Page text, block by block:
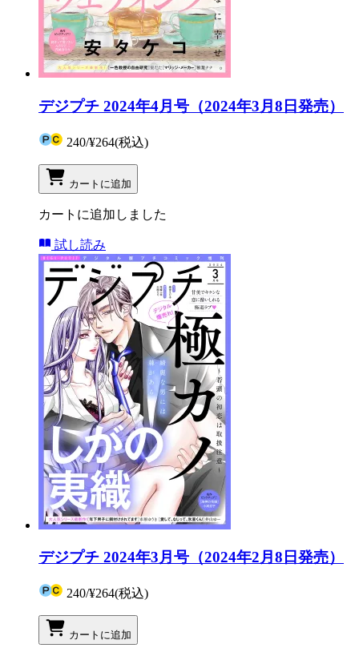
デジプチ 2024年4月号（2024年3月8日発売）
240/¥264(税込)
カートに追加
カートに追加しました
試し読み
デジプチ 2024年3月号（2024年2月8日発売）
240/¥264(税込)
カートに追加